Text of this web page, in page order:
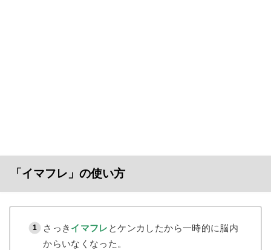
「イマフレ」の使い方
さっき イマフレ とケンカしたから一時的に脳内
からいなくなった。